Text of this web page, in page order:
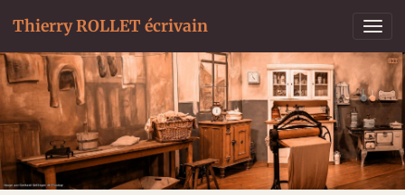
Thierry ROLLET écrivain